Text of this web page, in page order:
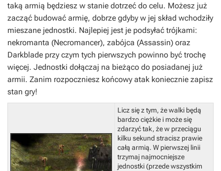
taką armią będziesz w stanie dotrzeć do celu. Możesz już
zacząć budować armię, dobrze gdyby w jej skład wchodziły
mieszane jednostki. Najlepiej jest je podsyłać trójkami:
nekromanta (Necromancer), zabójca (Assassin) oraz
Darkblade przy czym tych pierwszych powinno być trochę
więcej. Jednostki dołączaj na bieżąco do posiadanej już
armii. Zanim rozpoczniesz końcowy atak koniecznie zapisz
stan gry!
Licz się z tym, że walki będą
bardzo ciężkie i może się
zdarzyć tak, że w przeciągu
kilku sekund stracisz prawie
całą armią. W pierwszej linii
trzymaj najmocniejsze
jednostki (przede wszystkim